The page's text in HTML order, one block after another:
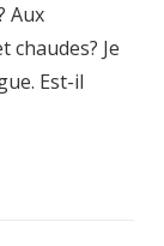
Aux
chaudes? Je
Est-il